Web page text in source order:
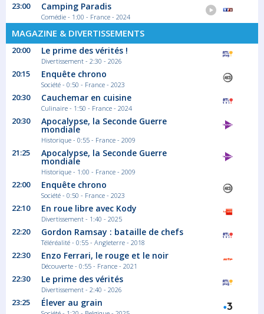
01:55
Antoine de Caunes - La vie
«rêvée» d'un enfant du rock
Saison 1 épisode 3
Après avoir atteint le toit du monde de la...
Série documentaire Société
02:35
«rêvée» d'un enfant du rock
Saison 1 épisode 4
Après des mois d'échanges qui ont permis
une...
Série documentaire Société
03:20
Déambulations - Aliocha
Schneider à l'hôtel Grand
Mazarin
À la croisée du cinéma et de la chanson, le...
Concert
23:00 Camping Paradis
Comédie - 1:00 - France - 2024
MAGAZINE & DIVERTISSEMENTS
20:00 Le prime des vérités !
Divertissement - 2:30 - 2026
20:15 Enquête chrono
Société - 0:50 - France - 2023
20:30 Cauchemar en cuisine
Culinaire - 1:50 - France - 2024
20:30 Apocalypse, la Seconde Guerre
mondiale
Historique - 0:55 - France - 2009
21:25 Apocalypse, la Seconde Guerre
mondiale
Historique - 1:00 - France - 2009
22:00 Enquête chrono
Société - 0:50 - France - 2023
22:10 En roue libre avec Kody
Divertissement - 1:40 - 2025
22:20 Gordon Ramsay : bataille de chefs
Téléréalité - 0:55 - Angleterre - 2018
22:30 Enzo Ferrari, le rouge et le noir
Découverte - 0:55 - France - 2021
22:30 Le prime des vérités
Divertissement - 2:40 - 2026
23:25 Élever au grain